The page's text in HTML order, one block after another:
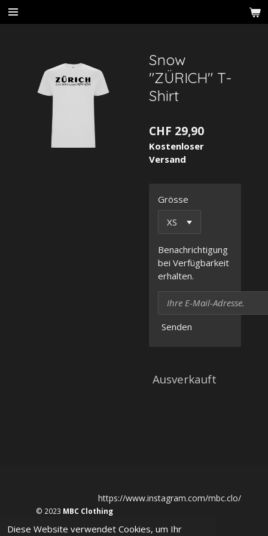
Diese Website verwendet Cookies, um Ihr
Zum
Hauptinhalt
Snow
"ZÜRICH" T-
Shirt
CHF 29,90
Kostenloser
Versand
Grösse
Benachrichtigung
bei Verfügbarkeit
erhalten.
Senden
Ausverkauft
https://www.instagram.com/mbc.clo/
© 2023 MBC Clothing